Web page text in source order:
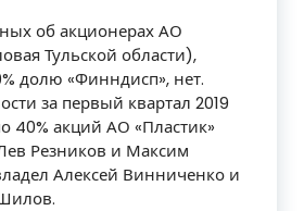
об акционерах АО
Тульской области),
долю «Финндисп», нет.
за первый квартал 2019
40% акций АО «Пластик»
Резников и Максим
Алексей Винниченко и